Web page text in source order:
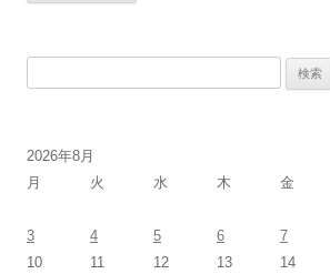
2026年8月
月
火 水 木 金
3
4 5 6 7
10
11 12 13 14